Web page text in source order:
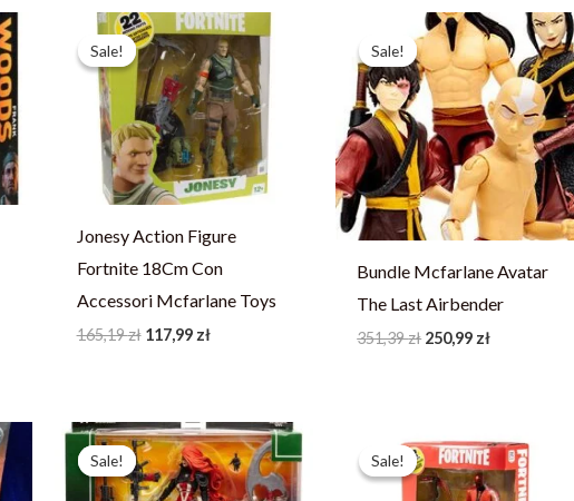
Sale!
Sale!
Jonesy Action Figure
Fortnite 18Cm Con
Accessori Mcfarlane Toys
165,19zł
Pierwotna
cena
wynosiła:
165,19 zł.
117,99 zł
Aktualna
cena
wynosi:
117,99 zł.
Sale!
Sale!
Bundle Mcfarlane Avatar
The Last Airbender
351,39zł
Pierwotna
cena
wynosiła:
351,39 zł.
250,99 zł
Aktualna
cena
wynosi:
250,99 zł.
Sale!
Sale!
Pierwotna
cena
wynosiła:
222,59 zł.
Aktualna
cena
wynosi:
158,99 zł.
Sale!
Sale!
cena
wynosiła:
165,19 zł.
cena
wynosi:
117,99 zł.